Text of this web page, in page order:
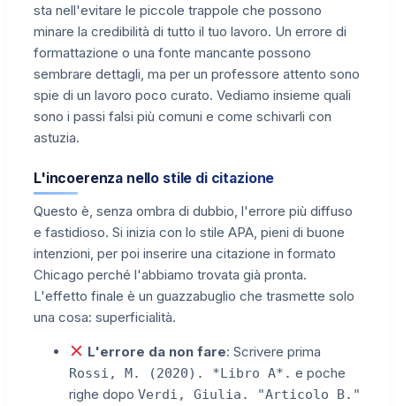
sta nell'evitare le piccole trappole che possono
minare la credibilità di tutto il tuo lavoro. Un errore di
formattazione o una fonte mancante possono
sembrare dettagli, ma per un professore attento sono
spie di un lavoro poco curato. Vediamo insieme quali
sono i passi falsi più comuni e come schivarli con
astuzia.
L'incoerenza nello stile di citazione
Questo è, senza ombra di dubbio, l'errore più diffuso
e fastidioso. Si inizia con lo stile APA, pieni di buone
intenzioni, per poi inserire una citazione in formato
Chicago perché l'abbiamo trovata già pronta.
L'effetto finale è un guazzabuglio che trasmette solo
una cosa: superficialità.
L'errore da non fare: Scrivere prima
Rossi, M. (2020). *Libro A*. e poche
righe dopo Verdi, Giulia. "Articolo B."